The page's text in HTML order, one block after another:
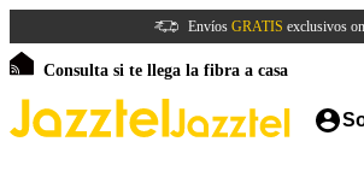
Envíos GRATIS exclusivos
Consulta si te llega la fibra a casa